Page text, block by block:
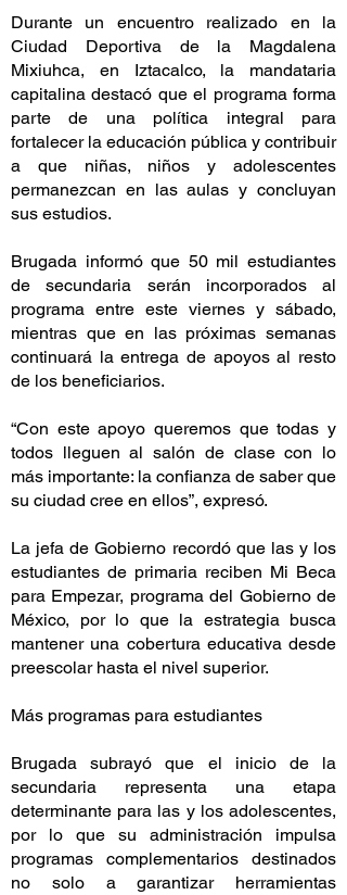
Durante un encuentro realizado en la
Ciudad Deportiva de la Magdalena
Mixiuhca, en Iztacalco, la mandataria
capitalina destacó que el programa forma
parte de una política integral para
fortalecer la educación pública y contribuir
a que niñas, niños y adolescentes
permanezcan en las aulas y concluyan
sus estudios.
Brugada informó que 50 mil estudiantes
de secundaria serán incorporados al
programa entre este viernes y sábado,
mientras que en las próximas semanas
continuará la entrega de apoyos al resto
de los beneficiarios.
“Con este apoyo queremos que todas y
todos lleguen al salón de clase con lo
más importante: la confianza de saber que
su ciudad cree en ellos”, expresó.
La jefa de Gobierno recordó que las y los
estudiantes de primaria reciben Mi Beca
para Empezar, programa del Gobierno de
México, por lo que la estrategia busca
mantener una cobertura educativa desde
preescolar hasta el nivel superior.
Más programas para estudiantes
Brugada subrayó que el inicio de la
secundaria representa una etapa
determinante para las y los adolescentes,
por lo que su administración impulsa
programas complementarios destinados
no solo a garantizar herramientas